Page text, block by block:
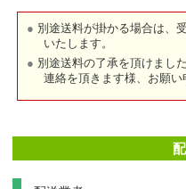
別途送料が掛かる場合は、
いたします。
別途送料の了承を頂けまし
連絡を頂きます様、お願い